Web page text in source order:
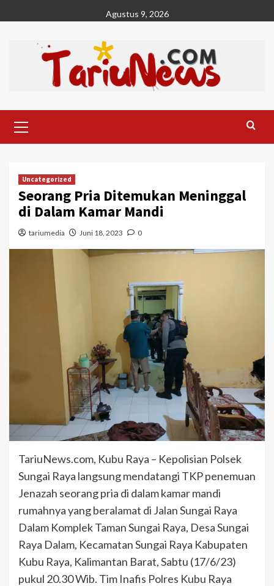
to
Agustus 9, 2026
Menu
Uncategorized
Seorang Pria Ditemukan Meninggal
di Dalam Kamar Mandi
tariumedia Juni 18, 2023 0
TariuNews.com, Kubu Raya – Kepolisian Polsek
Sungai Raya langsung mendatangi TKP penemuan
Jenazah seorang pria di dalam kamar mandi
rumahnya yang beralamat di Jalan Sungai Raya
Dalam Komplek Taman Sungai Raya, Desa Sungai
Raya Dalam, Kecamatan Sungai Raya Kabupaten
Kubu Raya, Kalimantan Barat, Sabtu (17/6/23)
pukul 20.30 Wib. Tim Inafis Polres Kubu Raya